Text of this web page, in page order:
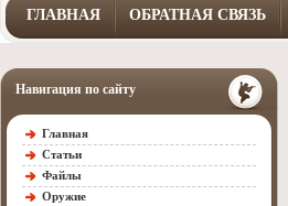
ГЛАВНАЯ ОБРАТНАЯ СВЯЗЬ
Навигация по сайту
Главная
Статьи
Файлы
Оружие